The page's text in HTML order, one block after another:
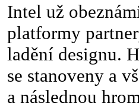
Intel už
platformy
ladění designu.
se stanoveny a
a následnou